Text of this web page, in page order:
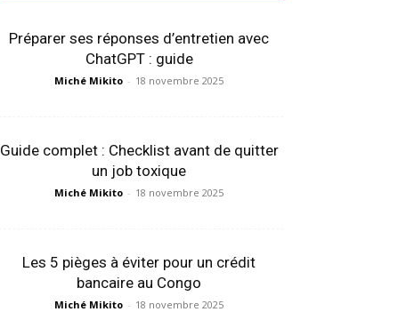
Préparer ses réponses d’entretien avec
ChatGPT : guide
Miché Mikito - 18 novembre 2025
Guide complet : Checklist avant de quitter
un job toxique
Miché Mikito - 18 novembre 2025
Les 5 pièges à éviter pour un crédit
bancaire au Congo
Miché Mikito - 18 novembre 2025